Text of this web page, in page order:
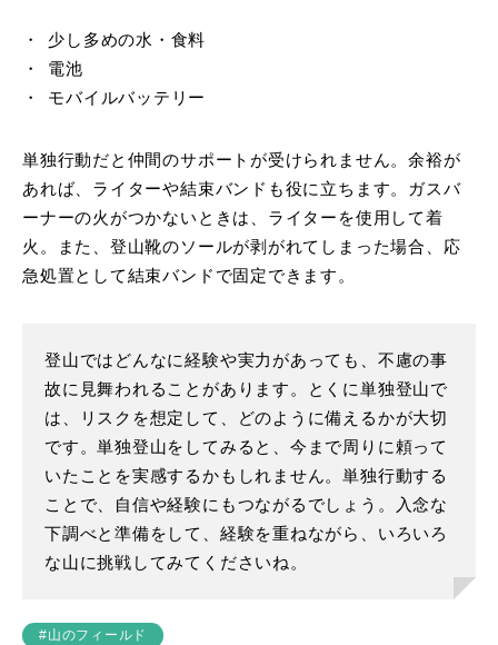
少し多めの水・食料
電池
モバイルバッテリー
単独行動だと仲間のサポートが受けられません。余裕が
あれば、ライターや結束バンドも役に立ちます。ガスバ
ーナーの火がつかないときは、ライターを使用して着
火。また、登山靴のソールが剥がれてしまった場合、応
急処置として結束バンドで固定できます。
登山ではどんなに経験や実力があっても、不慮の事
故に見舞われることがあります。とくに単独登山で
は、リスクを想定して、どのように備えるかが大切
です。単独登山をしてみると、今まで周りに頼って
いたことを実感するかもしれません。単独行動する
ことで、自信や経験にもつながるでしょう。入念な
下調べと準備をして、経験を重ねながら、いろいろ
な山に挑戦してみてくださいね。
#山のフィールド